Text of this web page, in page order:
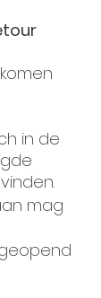
in de
mag